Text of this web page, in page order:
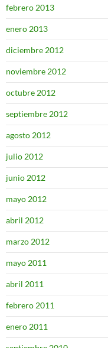
febrero 2013
enero 2013
diciembre 2012
noviembre 2012
octubre 2012
septiembre 2012
agosto 2012
julio 2012
junio 2012
mayo 2012
abril 2012
marzo 2012
mayo 2011
abril 2011
febrero 2011
enero 2011